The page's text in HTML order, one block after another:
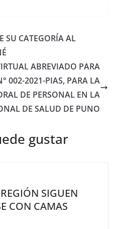
SU CATEGORÍA AL
ABREVIADO PARA
002-2021-PIAS, PARA LA
DE PERSONAL EN LA
DE SALUD DE PUNO
gustar
SIGUEN
CON CAMAS